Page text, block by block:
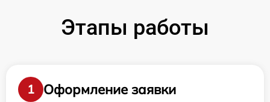
Этапы работы
1
Оформление заявки